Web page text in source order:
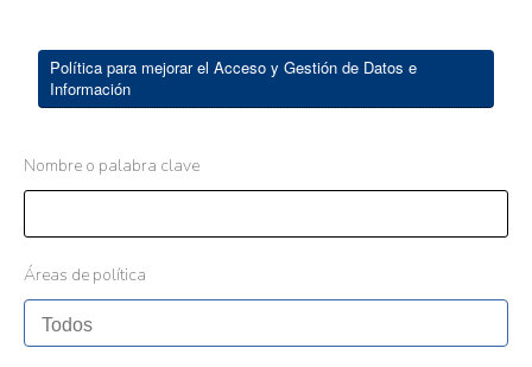
Política para mejorar el Acceso y Gestión de Datos e
Información
Nombre o palabra clave
Áreas de política